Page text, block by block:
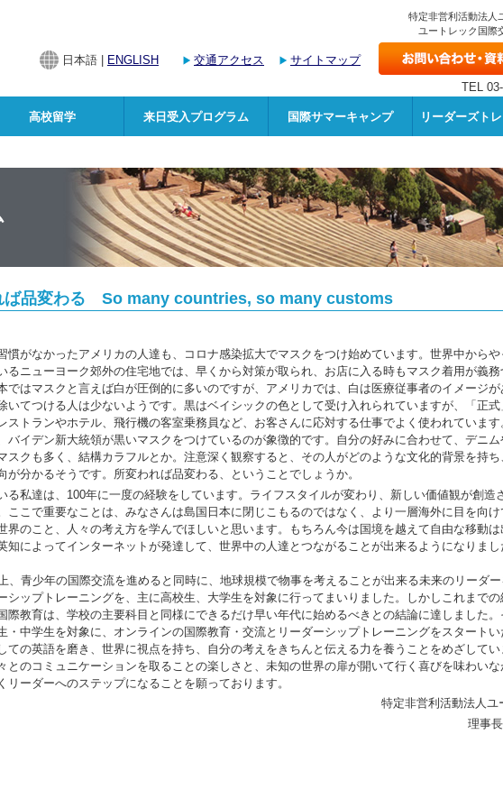
特定非営利活動法人
ユートレック国際
TEL
交通アクセス サイトマップ
日本語 | ENGLISH
高校留学 来日受入プログラム 国際サマーキャンプ リーダーズト
ば品変わる So many countries, so many customs
慣がなかったアメリカの人達も、コロナ感染拡大でマスクをつけ始めています。世界中からや
るニューヨーク郊外の住宅地では、早くから対策が取られ、お店に入る時もマスク着用が義
ではマスクと言えば白が圧倒的に多いのですが、アメリカでは、白は医療従事者のイメージが
いてつける人は少ないようです。黒はベイシックの色として受け入れられていますが、「正式
ストランやホテル、飛行機の客室乗務員など、お客さんに応対する仕事でよく使われています
バイデン新大統領が黒いマスクをつけているのが象徴的です。自分の好みに合わせて、デニ
スクも多く、結構カラフルとか。注意深く観察すると、その人がどのような文化的背景を持
が分かるそうです。所変われば品変わる、ということでしょうか。
る私達は、 100年に一度の経験をしています。ライフスタイルが変わり、新しい価値観が創造
ここで重要なことは、みなさんは島国日本に閉じこもるのではなく、より一層海外に目を向け
界のこと、人々の考え方を学んでほしいと思います。もちろん今は国境を越えて自由な移動
知によってインターネットが発達して、世界中の人達とつながることが出来るようになりまし
、青少年の国際交流を進めると同時に、地球規模で物事を考えることが出来る未来のリーダ
シップトレーニングを、主に高校生、大学生を対象に行ってまいりました。しかしこれまで
際教育は、学校の主要科目と同様にできるだけ早い年代に始めるべきとの結論に達しました。
・中学生を対象に、オンラインの国際教育・交流とリーダーシップトレーニングをスタートい
ての英語を磨き、世界に視点を持ち、自分の考えをきちんと伝える力を養うことをめざして
とのコミュニケーションを取ることの楽しさと、未知の世界の扉が開いて行く喜びを味わいな
リーダーへのステップになることを願っております。
特定非営利活動法人ユ
理事